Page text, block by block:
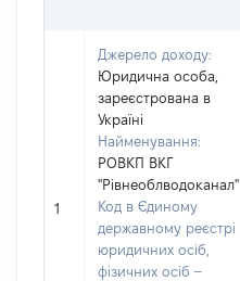
1
Джерело доходу:
Юридична особа,
зареєстрована в
Україні
Найменування:
РОВКП ВКГ
"Рівнеоблводоканал"
Код в Єдиному
державному реєстрі
юридичних осіб,
фізичних осіб –